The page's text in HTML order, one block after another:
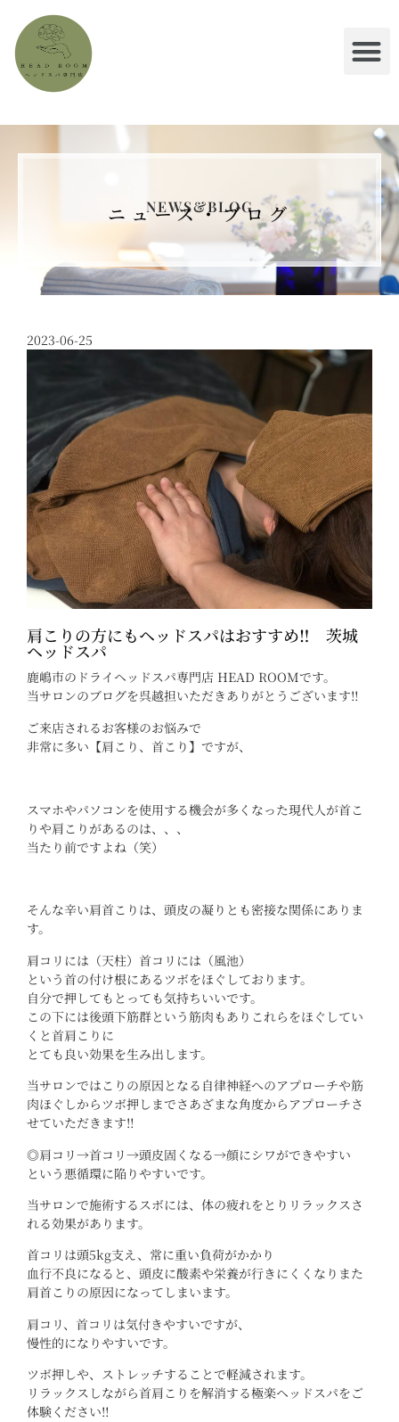
NEWS&BLOG
ニュース・ブログ
2023-06-25
肩こりの方にもヘッドスパはおすすめ‼︎ 茨城
ヘッドスパ
鹿嶋市のドライヘッドスパ専門店 HEAD ROOMです。
当サロンのブログを呉越担いただきありがとうございます‼︎
ご来店されるお客様のお悩みで
非常に多い【肩こり、首こり】ですが、
スマホやパソコンを使用する機会が多くなった現代人が首こ
りや肩こりがあるのは、、、
当たり前ですよね（笑）
そんな辛い肩首こりは、頭皮の凝りとも密接な関係にありま
す。
肩コリには（天柱）首コリには（風池）
という首の付け根にあるツボをほぐしております。
自分で押してもとっても気持ちいいです。
この下には後頭下筋群という筋肉もありこれらをほぐしてい
くと首肩こりに
とても良い効果を生み出します。
当サロンではこりの原因となる自律神経へのアプローチや筋
肉ほぐしからツボ押しまでさあざまな角度からアプローチさ
せていただきます‼︎
◎肩コリ→首コリ→頭皮固くなる→顔にシワができやすい
という悪循環に陥りやすいです。
当サロンで施術するスボには、体の疲れをとりリラックスさ
れる効果があります。
首コリは頭5kg支え、常に重い負荷がかかり
血行不良になると、頭皮に酸素や栄養が行きにくくなりまた
肩首こりの原因になってしまいます。
肩コリ、首コリは気付きやすいですが、
慢性的になりやすいです。
ツボ押しや、ストレッチすることで軽減されます。
リラックスしながら首肩こりを解消する極楽ヘッドスパをご
体験ください‼︎